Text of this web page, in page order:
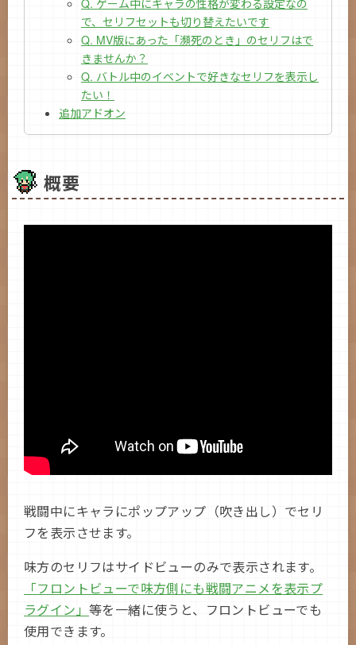
Q. ゲーム中にキャラの性格が変わる設定なの
で、セリフセットも切り替えたいです
Q. MV版にあった「瀕死のとき」のセリフはで
きませんか？
Q. バトル中のイベントで好きなセリフを表示し
たい！
追加アドオン
概要
戦闘中にキャラにポップアップ（吹き出し）でセリ
フを表示させます。
味方のセリフはサイドビューのみで表示されます。
「フロントビューで味方側にも戦闘アニメを表示プ
ラグイン」 等を一緒に使うと、フロントビューでも
使用できます。